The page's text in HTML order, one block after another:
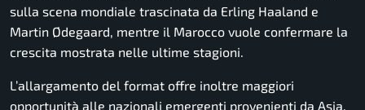
sulla scena mondiale trascinata da Erling Haaland e
Martin Ødegaard, mentre il Marocco vuole confermare la
crescita mostrata nelle ultime stagioni.
L’allargamento del format offre inoltre maggiori
opportunità alle nazionali emergenti provenienti da Asia,